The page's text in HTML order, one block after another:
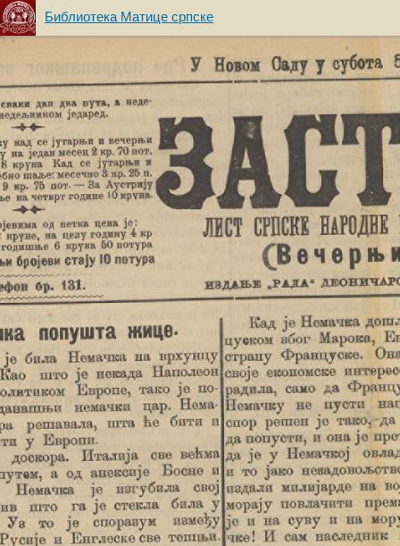
Библиотека Матице српске